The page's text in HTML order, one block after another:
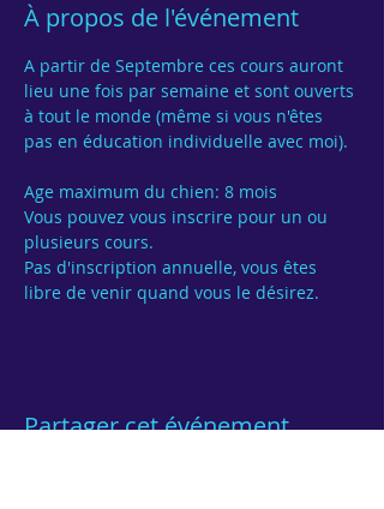
À propos de l'événement
A partir de Septembre ces cours auront
lieu une fois par semaine et sont ouverts
à tout le monde (même si vous n'êtes
pas en éducation individuelle avec moi).
Age maximum du chien: 8 mois
Vous pouvez vous inscrire pour un ou
Pas d'inscription annuelle, vous êtes
Partager cet événement